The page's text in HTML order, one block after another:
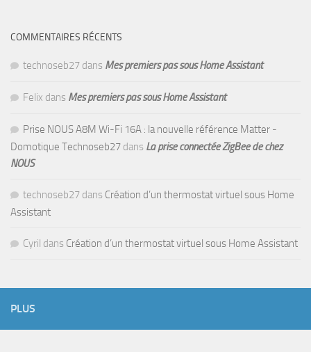
COMMENTAIRES RÉCENTS
technoseb27 dans Mes premiers pas sous Home Assistant
Felix dans Mes premiers pas sous Home Assistant
Prise NOUS A8M Wi-Fi 16A : la nouvelle référence Matter -
Domotique Technoseb27 dans La prise connectée ZigBee de chez
NOUS
technoseb27 dans Création d’un thermostat virtuel sous Home
Assistant
Cyril dans Création d’un thermostat virtuel sous Home Assistant
PLUS